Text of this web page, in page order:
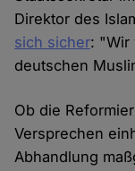
Direktor des
sich sicher: "Wir
deutschen
Ob die
Versprechen
Abhandlung